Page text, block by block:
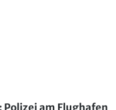
am Flughafen